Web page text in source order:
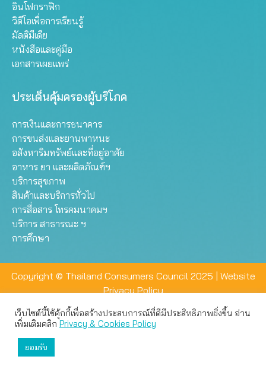
อินโฟกราฟิก
วิดีโอเพื่อการเรียนรู้
มัลติมีเดีย
หนังสือและคู่มือ
เอกสารเผยแพร่
ประเด็นคุ้มครองผู้บริโภค
การเงินและการธนาคาร
การขนส่งและยานพาหนะ
อสังหาริมทรัพย์และที่อยู่อาศัย
อาหาร ยา และผลิตภัณฑ์ฯ
บริการสุขภาพ
สินค้าและบริการทั่วไป
การสื่อสาร โทรคมนาคมฯ
บริการ สาธารณะ ฯ
การศึกษา
Copyright © Thailand Consumers Council 2025 | Website
Privacy Policy
เว็บไซต์นี้ใช้คุ้กกี้เพื่อสร้างประสบการณ์ที่ดีมีประสิทธิภาพยิ่งขึ้น อ่าน
เพิ่มเติมคลิกPrivacy & Cookies Policy
ยอมรับ
เว็บไซต์นี้ใช้คุกกี้เพื่อมอบประสบการณ์การใช้งานที่ดีให้แก่ท่าน คุณ
สามารถเลือกตั้งค่าความเป็นส่วนตัวได้
ยอมรับทั้งหมด